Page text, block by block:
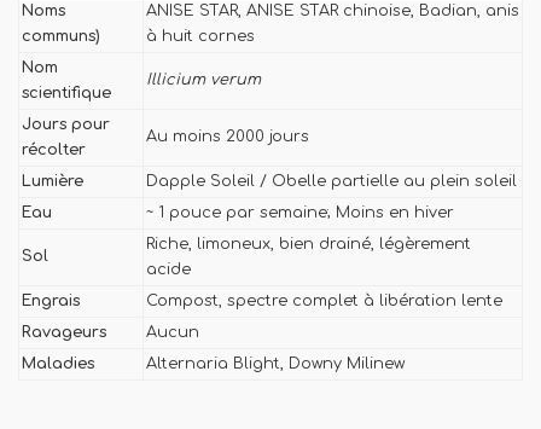
Noms
communs)
ANISE STAR, ANISE STAR chinoise, Badian, anis
à huit cornes
Nom
scientifique
Illicium verum
Jours pour
récolter
Au moins 2000 jours
Lumière
Dapple Soleil / Obelle partielle au plein soleil
Eau
~ 1 pouce par semaine; Moins en hiver
Sol
Riche, limoneux, bien drainé, légèrement
acide
Engrais
Compost, spectre complet à libération lente
Ravageurs
Aucun
Maladies
Alternaria Blight, Downy Milinew